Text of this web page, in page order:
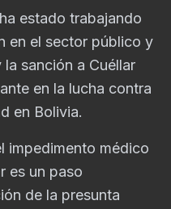
estado trabajando
en el sector público y
sanción a Cuéllar
en la lucha contra
en Bolivia.
impedimento médico
es un paso
de la presunta